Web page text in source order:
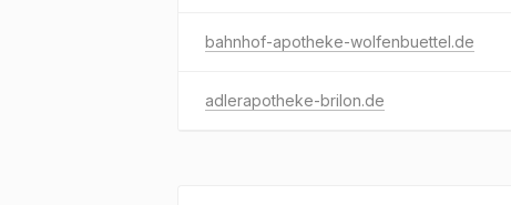
bahnhof-apotheke-wolfenbuettel.de
adlerapotheke-brilon.de